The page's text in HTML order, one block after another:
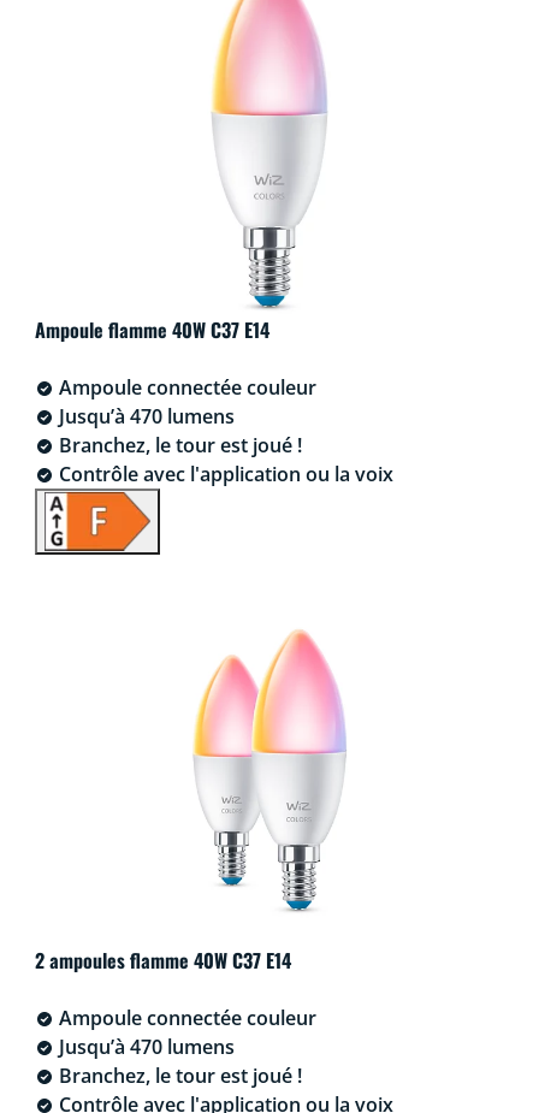
Ampoule flamme 40W C37 E14
Ampoule connectée couleur
Jusqu’à 470 lumens
Branchez, le tour est joué !
Contrôle avec l'application ou la voix
2 ampoules flamme 40W C37 E14
Ampoule connectée couleur
Jusqu’à 470 lumens
Branchez, le tour est joué !
Contrôle avec l'application ou la voix